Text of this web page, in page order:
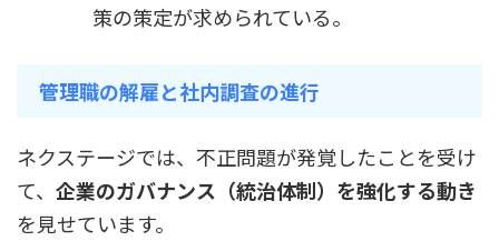
策の策定が求められている。
管理職の解雇と社内調査の進行
ネクステージでは、不正問題が発覚したことを受け
て、 企業のガバナンス（統治体制）を強化する動き
を見せています。